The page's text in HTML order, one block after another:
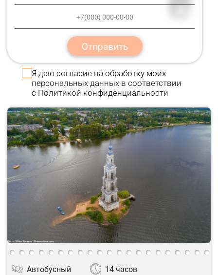
Отправить
Я даю согласиена обработку моих
персональных данных в соответствии
с Политикой конфиденциальности
Автобусный 14 часов